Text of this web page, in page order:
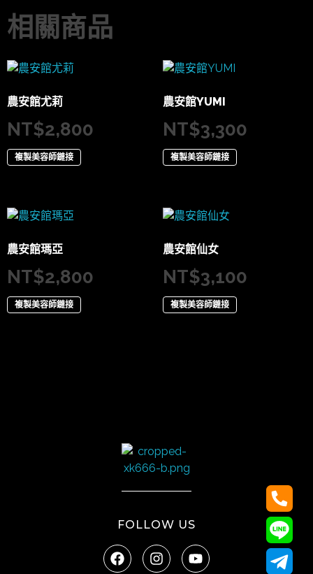
相關商品
農安館尤莉
NT$2,800
複製美容師鏈接
農安館YUMI
NT$3,300
複製美容師鏈接
農安館瑪亞
NT$2,800
複製美容師鏈接
農安館仙女
NT$3,100
複製美容師鏈接
FOLLOW US